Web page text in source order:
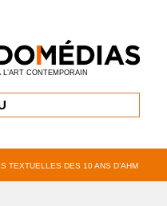
CONTEMPORAIN
TEXTUELLES DES 10 ANS D’AHM